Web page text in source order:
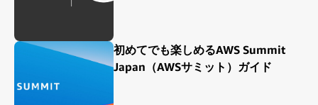
初めてでも楽しめるAWS Summit
Japan（AWSサミット）ガイド